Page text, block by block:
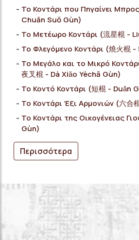
Το Κοντάρι που Πηγαίνει
Chuān Suō Gùn)
Το Μετέωρο Κοντάρι (流星棍 -
Το Φλεγόμενο Κοντάρι (燒火棍
Το Μεγάλο και το Μικρό
夜叉棍 - Dà Xiǎo Yèchā Gùn)
Το Κοντό Κοντάρι (短棍 - Duǎn
Το Κοντάρι Έξι Αρμονιών (六合
Το Κοντάρι της Οικογένειας
Gùn)
Περισσότερα